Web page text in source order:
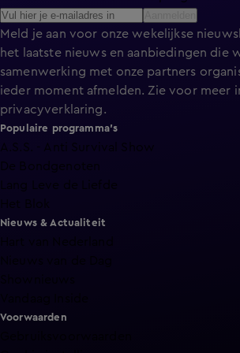
Meld je aan voor onze wekelijkse
het laatste nieuws en aanbiedingen die
samenwerking met onze partners
ieder moment afmelden. Zie voor meer
privacyverklaring.
Populaire programma's
A.S.S. - Anti Survival Show
De Bondgenoten
Lang Leve de Liefde
Het Blok
Nieuws & Actualiteit
Voorwaarden